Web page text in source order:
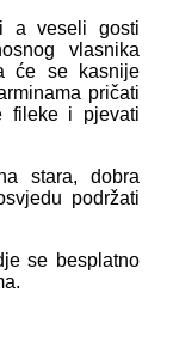
a veseli gosti
vlasnika
će se kasnije
pričati
fileke i pjevati
stara, dobra
podržati
se besplatno